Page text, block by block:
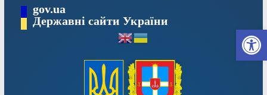
Перейтиgov.ua
Державні сайти України